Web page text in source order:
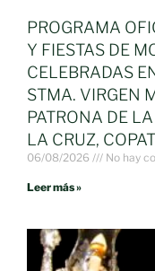
PROGRAMA
Y FIESTAS DE
CELEBRADAS
STMA. VIRGEN
PATRONA DE
LA CRUZ,
06/08/2026 No hay
Leer más »